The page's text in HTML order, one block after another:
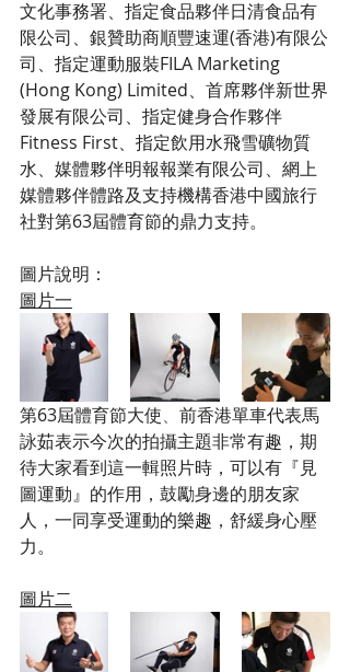
文化事務署、指定食品夥伴日清食品有
限公司、銀贊助商順豐速運(香港)有限公
司、指定運動服裝FILA Marketing
(Hong Kong) Limited、首席夥伴新世界
發展有限公司、指定健身合作夥伴
Fitness First、指定飲用水飛雪礦物質
水、媒體夥伴明報報業有限公司、網上
媒體夥伴體路及支持機構香港中國旅行
社對第63屆體育節的鼎力支持。
圖片說明：
圖片一
第63屆體育節大使、 前香港單車代表馬
詠茹表示今次的拍攝主題非常有趣，期
待大家看到這一輯照片時，可以有『見
圖運動』的作用，鼓勵身邊的朋友家
人，一同享受運動的樂趣，舒緩身心壓
力。
圖片二